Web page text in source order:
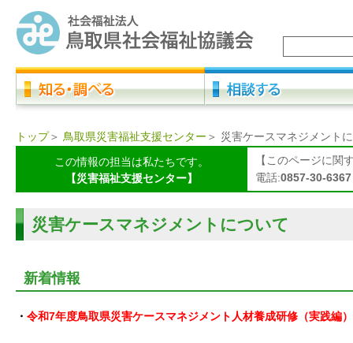
トップ＞ 鳥取県災害福祉支援センター ＞ 災害ケースマネジメント
この情報の担当は私たちです。
【災害福祉支援センター】
【このページに関
電話:0857-30-6367
災害ケースマネジメントについて
新着情報
・ 令和7年度鳥取県災害ケースマネジメント人材養成研修（実践編